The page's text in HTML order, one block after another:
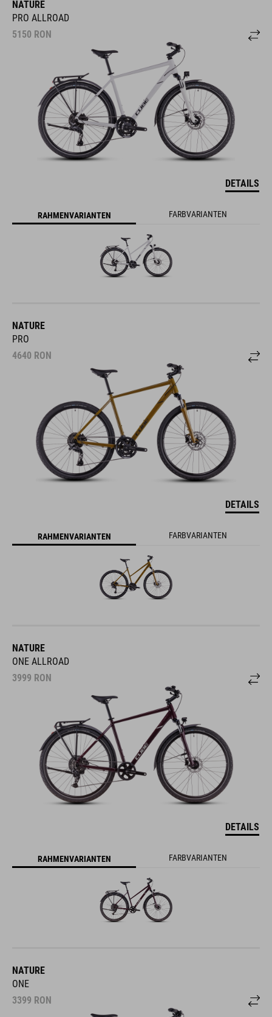
NATURE
PRO ALLROAD
5150 RON
DETAILS
RAHMENVARIANTEN FARBVARIANTEN
NATURE
PRO
4640 RON
DETAILS
RAHMENVARIANTEN FARBVARIANTEN
NATURE
ONE ALLROAD
3999 RON
DETAILS
RAHMENVARIANTEN FARBVARIANTEN
NATURE
ONE
3399 RON